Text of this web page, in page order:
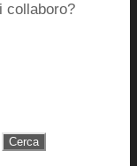
collaboro?